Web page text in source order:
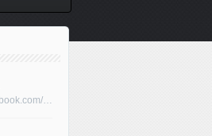
//facebook.com/https://www.facebook.com/peltierregine